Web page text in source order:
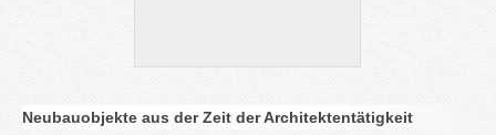
Neubauobjekte aus der Zeit der Architektentätigkeit